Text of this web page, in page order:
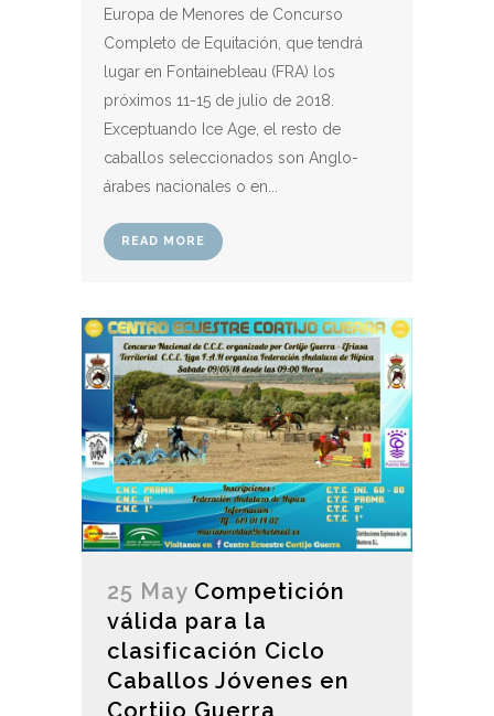
Europa de Menores de Concurso
Completo de Equitación, que tendrá
lugar en Fontainebleau (FRA) los
próximos 11-15 de julio de 2018.
Exceptuando Ice Age, el resto de
caballos seleccionados son Anglo-
árabes nacionales o en...
READ MORE
25 May Competición
válida para la
clasificación Ciclo
Caballos Jóvenes en
Cortijo Guerra